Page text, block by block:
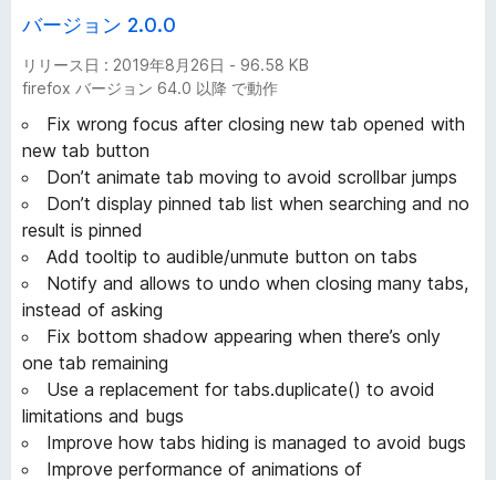
バージョン 2.0.0
リリース日 : 2019年8月26日 - 96.58 KB
firefox バージョン 64.0 以降 で動作
Fix wrong focus after closing new tab opened with
new tab button
Don’t animate tab moving to avoid scrollbar jumps
Don’t display pinned tab list when searching and no
result is pinned
Add tooltip to audible/unmute button on tabs
Notify and allows to undo when closing many tabs,
instead of asking
Fix bottom shadow appearing when there’s only
one tab remaining
Use a replacement for tabs.duplicate() to avoid
limitations and bugs
Improve how tabs hiding is managed to avoid bugs
Improve performance of animations of